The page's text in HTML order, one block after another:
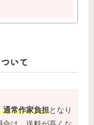
いて
通常作家負担となり